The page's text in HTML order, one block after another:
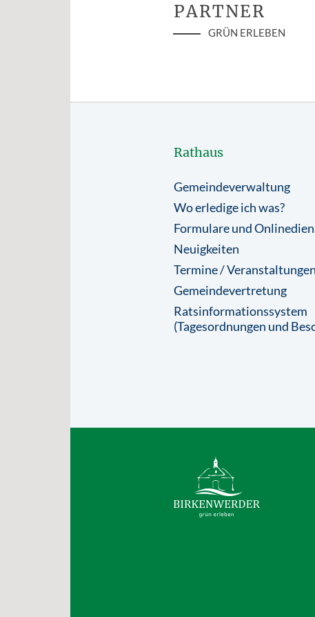
PARTNER
GRÜN ERLEBEN
Rathaus
Gemeindeverwaltung
Wo erledige ich was?
Formulare und
Neuigkeiten
Termine / Veranstaltungen
Gemeindevertretung
Ratsinformationssystem
(Tagesordnungen und